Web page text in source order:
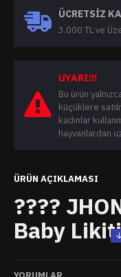
UYARI!!!
Bu ürün
küçüklere
kadınlar
hayvanlardan
ÜCRETSIZ
3.000 TL ve
ÜRÜN AÇIKLAMASI
????
Baby